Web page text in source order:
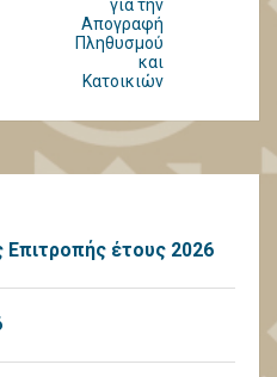
για την
Απογραφή
Πληθυσμού
και
Κατοικιών
Επιτροπής έτους 2026